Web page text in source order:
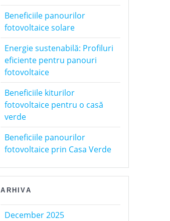
Beneficiile panourilor
fotovoltaice solare
Energie sustenabilă: Profiluri
eficiente pentru panouri
fotovoltaice
Beneficiile kiturilor
fotovoltaice pentru o casă
verde
Beneficiile panourilor
fotovoltaice prin Casa Verde
ARHIVA
December 2025